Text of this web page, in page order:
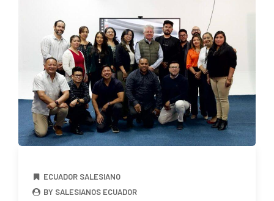
ECUADOR SALESIANO
BY SALESIANOS ECUADOR